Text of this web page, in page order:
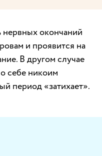
нервных окончаний
и проявится на
В другом случае
себе никоим
период «затихает».